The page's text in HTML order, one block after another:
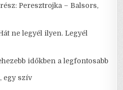
Peresztrojka – Balsors,
ne legyél ilyen. Legyél
időkben a legfontosabb
egy szív